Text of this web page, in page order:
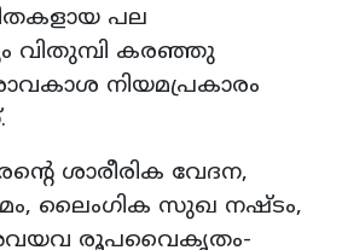
പല
വിതുമ്പി കരഞ്ഞു
നിയമപ്രകാരം
ശാരീരിക വേദന,
ലൈംഗിക സുഖ നഷ്ടം,
രൂപവൈകൃതം-